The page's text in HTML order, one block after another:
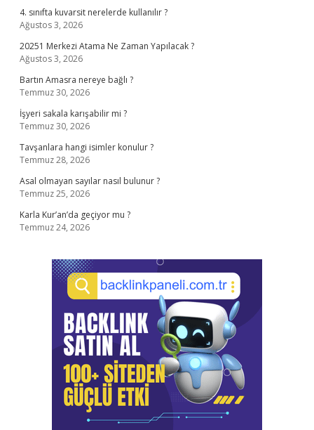
4. sınıfta kuvarsit nerelerde kullanılır ?
Ağustos 3, 2026
20251 Merkezi Atama Ne Zaman Yapılacak ?
Ağustos 3, 2026
Bartın Amasra nereye bağlı ?
Temmuz 30, 2026
İşyeri sakala karışabilir mi ?
Temmuz 30, 2026
Tavşanlara hangi isimler konulur ?
Temmuz 28, 2026
Asal olmayan sayılar nasıl bulunur ?
Temmuz 25, 2026
Karla Kur’an’da geçiyor mu ?
Temmuz 24, 2026